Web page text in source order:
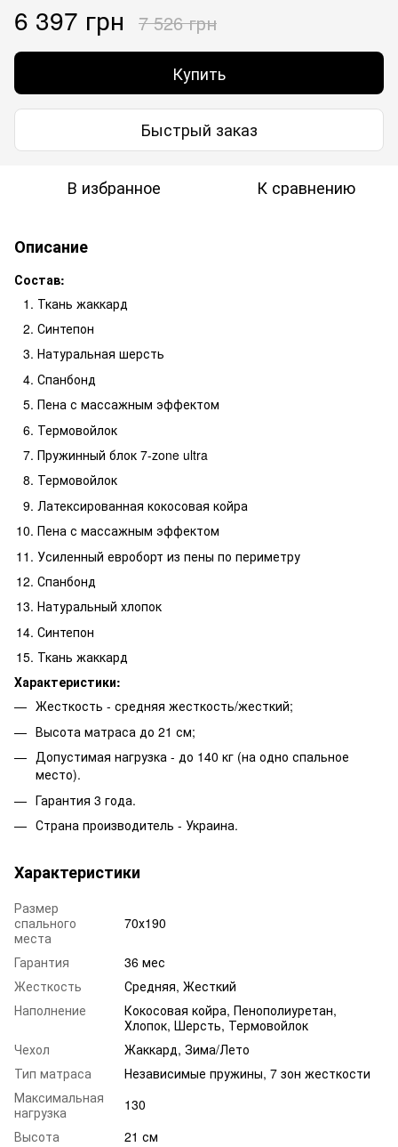
6 397 грн 7 526 грн
Купить
Быстрый заказ
В избранное К сравнению
Описание
Состав:
Ткань жаккард
Синтепон
Натуральная шерсть
Спанбонд
Пена с массажным эффектом
Термовойлок
Пружинный блок 7-zone ultra
Термовойлок
Латексированная кокосовая койра
Пена с массажным эффектом
Усиленный евроборт из пены по периметру
Спанбонд
Натуральный хлопок
Синтепон
Ткань жаккард
Характеристики:
Жесткость - средняя жесткость/жесткий;
Высота матраса до 21 см;
Допустимая нагрузка - до 140 кг (на одно спальное
место).
Гарантия 3 года.
Страна производитель - Украина.
Характеристики
Размер
спального
места
70х190
Гарантия
36 мес
Жесткость
Средняя, Жесткий
Наполнение
Кокосовая койра, Пенополиуретан,
Хлопок, Шерсть, Термовойлок
Чехол
Жаккард, Зима/Лето
Тип матраса
Независимые пружины, 7 зон жесткости
Максимальная
нагрузка
130
Высота
21 см